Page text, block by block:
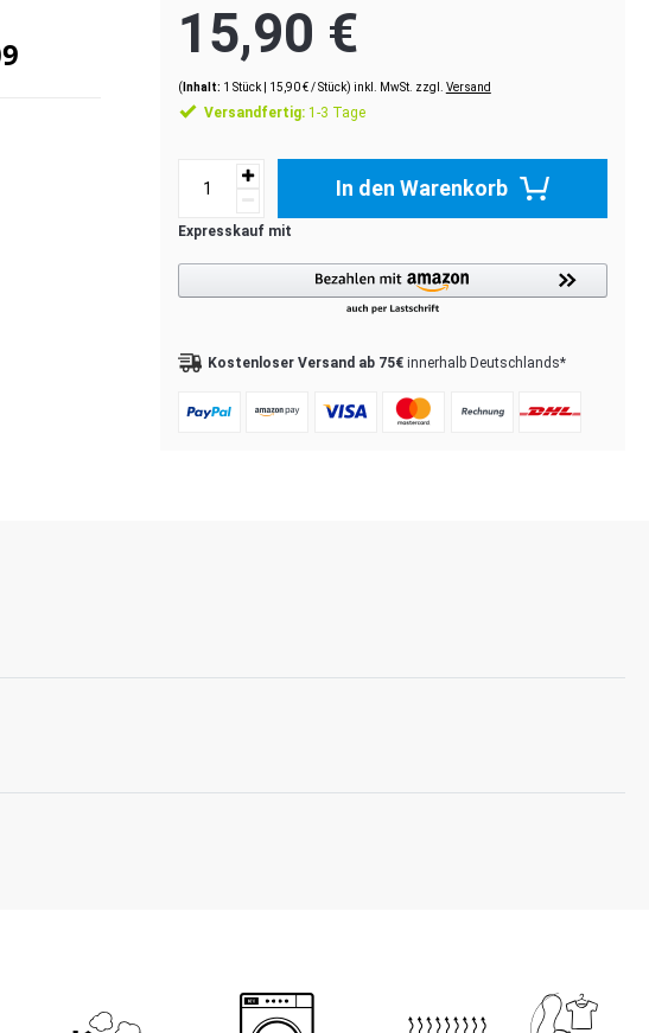
15,90 €
( Inhalt: 1 Stück| 15,90 € / Stück) inkl. MwSt. zzgl. Versand
Versandfertig:1-3 Tage
In den Warenkorb
Kostenloser Versand ab 75€innerhalb Deutschlands*